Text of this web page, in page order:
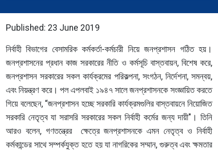
Published: 23 June 2019
নির্বাহী বিভাগের বেসামরিক কর্মকর্তা-কর্মচারী নিয়ে জনপ্রশাসন গঠিত হয়।
জনপ্রশাসনের প্রধান কাজ সরকারের নীতি ও কর্মসূচি বাস্তবায়ন, বিশেষ করে,
জনপ্রশাসন সরকারের সকল কার্যক্রমের পরিকল্পনা, সংগঠন, নির্দেশনা, সমন্বয়,
এবং নিয়ন্ত্রণ করে। পল এপলবাই ১৯৪৭ সালে জনপ্রশাসনকে সংজ্ঞায়িত করতে
গিয়ে বলেছেন, “জনপ্রশাসন হচ্ছে সরকারি কার্যক্রমগুলির বাস্তবায়নে নিয়োজিত
সরকারি নেতৃত্ব যা সরাসরি সরকারের সকল নির্বাহী কর্মের জন্য দায়ী"। তিনি
আরও বলেন, গণতন্ত্রের ক্ষেত্রে জনপ্রশাসনকে এমন নেতৃত্ব ও নির্বাহী
কর্মকান্ডের সাথে সম্পর্কযুক্ত হতে হয় যা নাগরিকের সম্মান, গুরুত্ব এবং ক্ষমতার